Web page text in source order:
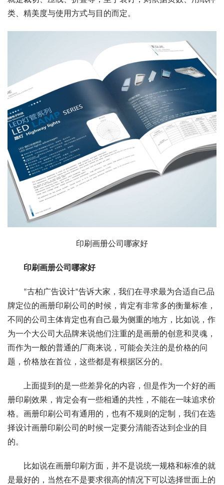
类、精美度与使用方式与目的而定。
印刷画册公司哪家好
印刷画册公司哪家好
“古柏广告设计”告诉大家，我们在寻求最为合适自己品
牌定位的画册印刷公司的时候，肯定有非常多的衡量标准，
不同的公司主体肯定也有自己最为侧重的地方，比如说，作
为一个大公司大品牌来说他们注重的是画册的创意和灵魂，
而作为一般的普通的厂商来说，可能会关注的是价格的问
题，价格放在首位，这些都是有根据区分的。
上面提到的是一些差异化的内容，但是作为一个好的画
册印刷效果，肯定会有一些相通的共性，不能在一味追求价
格。画册印刷公司有通用的，也有不规则的定制，我们在选
择设计画册印刷公司的时候一定要分清能否达到企业的目
的。
比如说在画册印刷方面，并不是说统一规格和标准的就
是最好的，当然在不是要求很高的情况下可以选择世面上的